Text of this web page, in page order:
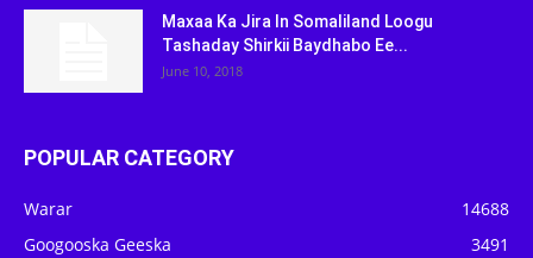
Maxaa Ka Jira In Somaliland Loogu
Tashaday Shirkii Baydhabo Ee...
June 10, 2018
POPULAR CATEGORY
Warar
14688
Googooska Geeska
3491